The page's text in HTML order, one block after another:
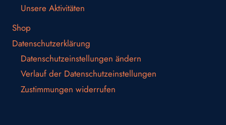
Unsere Aktivitäten
Shop
Datenschutzerklärung
Datenschutzeinstellungen ändern
Verlauf der Datenschutzeinstellungen
Zustimmungen widerrufen